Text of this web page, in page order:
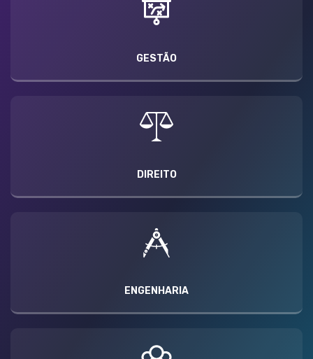
GESTÃO
DIREITO
ENGENHARIA